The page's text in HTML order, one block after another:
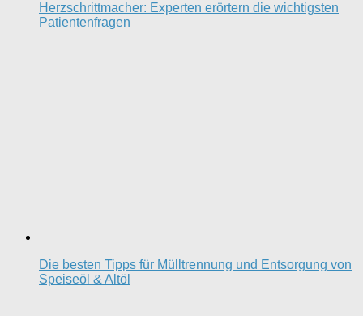
Herzschrittmacher: Experten erörtern die wichtigsten
Patientenfragen
Die besten Tipps für Mülltrennung und Entsorgung von
Speiseöl & Altöl